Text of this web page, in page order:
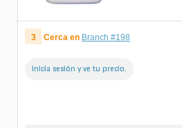
3 Cerca en Branch #198
Inicia sesión y ve tu precio.